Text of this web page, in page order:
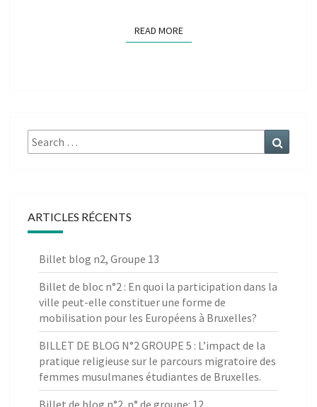
READ MOREREAD MORE
Search
for:
ARTICLES RÉCENTS
Billet blog n2, Groupe 13
Billet de bloc n°2 : En quoi la participation dans la
ville peut-elle constituer une forme de
mobilisation pour les Européens à Bruxelles?
BILLET DE BLOG N°2 GROUPE 5 : L’impact de la
pratique religieuse sur le parcours migratoire des
femmes musulmanes étudiantes de Bruxelles.